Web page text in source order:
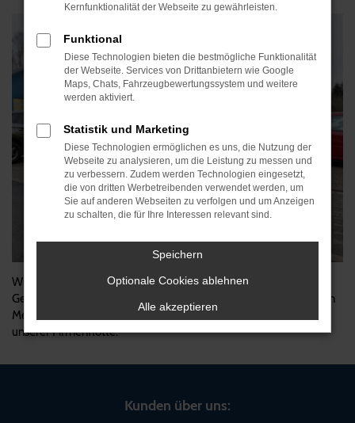
Wir wissen, wie wichtig der Erhalt der Mobilität grade für unsere
Gewerbekunden ist. Aus diesem Grund haben wir jetzt auch einen
Mercedes Sprinter als Werkstatt- und Unfallersatzwagen mit in
unserer Firmenflotte.
Kunden über uns:
Kernfunktionalität der Webseite zu gewährleisten.
Funktional
Diese Technologien bieten die bestmögliche Funktionalität
der Webseite. Services von Drittanbietern wie Google
Maps, Chats, Fahrzeugbewertungssystem und weitere
werden aktiviert.
Statistik und Marketing
Diese Technologien ermöglichen es uns, die Nutzung der
Webseite zu analysieren, um die Leistung zu messen und
zu verbessern. Zudem werden Technologien eingesetzt,
die von dritten Werbetreibenden verwendet werden, um
Sie auf anderen Webseiten zu verfolgen und um Anzeigen
zu schalten, die für Ihre Interessen relevant sind.
Speichern
Optionale Cookies ablehnen
Alle akzeptieren